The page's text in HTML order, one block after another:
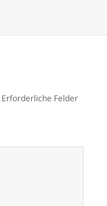
Erforderliche Felder